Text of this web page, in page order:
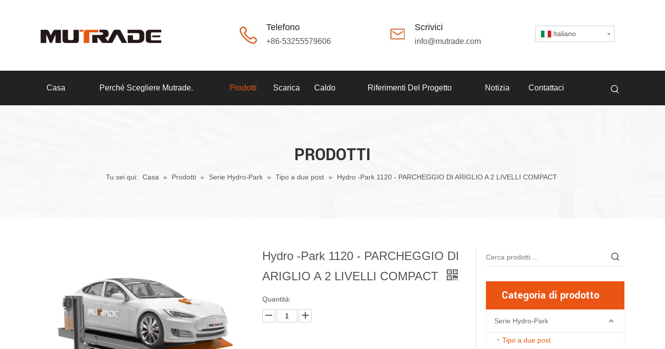
Telefono
+86-53255579606
Scrivici
info@mutrade.com
Italiano
Casa Perché Scegliere Mutrade. Prodotti Scarica Caldo Riferimenti Del Progetto Notizia Contattaci
PRODOTTI
Tu sei qui: Casa » Prodotti » Serie Hydro-Park » Tipo a due post » Hydro -Park 1120 - PARCHEGGIO DI ARIGLIO A 2 LIVELLI COMPACT
Hydro -Park 1120 - PARCHEGGIO DI
ARIGLIO A 2 LIVELLI COMPACT
Quantità: Categoria di prodotto
Serie Hydro-Park
Tipo a due post